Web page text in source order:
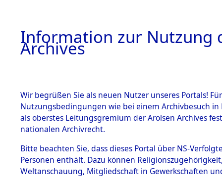
BESTÄNDE
1.
Inhaftierungsdoku
mente
1.2.9 Beim ITS
0004
Information zur Nutzung
Archives
Wir begrüßen Sie als neuen Nutzer unseres Portals!
Nutzungsbedingungen wie bei einem Archivbesuch
als oberstes Leitungsgremium der Arolsen Archives
nationalen Archivrecht.
Bitte beachten Sie, dass dieses Portal über NS-
Personen enthält. Dazu können
Weltanschauung, Mitgliedschaft in Gewerkschaften